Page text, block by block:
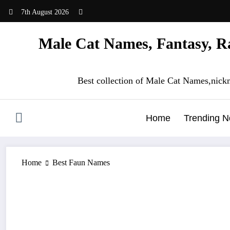
7th August 2026
Male Cat Names, Fantasy,
Best collection of Male Cat
Home Trending
Home Best Faun Names